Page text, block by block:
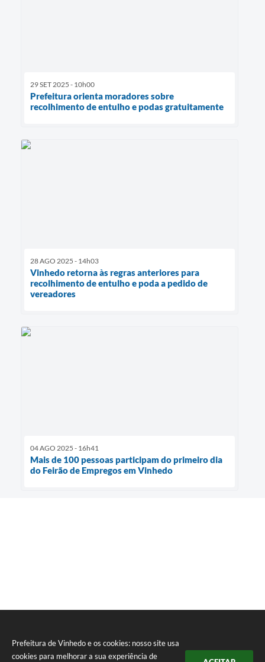
Prefeitura de Vinhedo e os cookies: nosso site usa
cookies para melhorar a sua experiência de
29 SET 2025 - 10h00
Prefeitura orienta moradores sobre
recolhimento de entulho e podas gratuitamente
28 AGO 2025 - 14h03
Vinhedo retorna às regras anteriores para
recolhimento de entulho e poda a pedido de
vereadores
04 AGO 2025 - 16h41
Mais de 100 pessoas participam do primeiro dia
do Feirão de Empregos em Vinhedo